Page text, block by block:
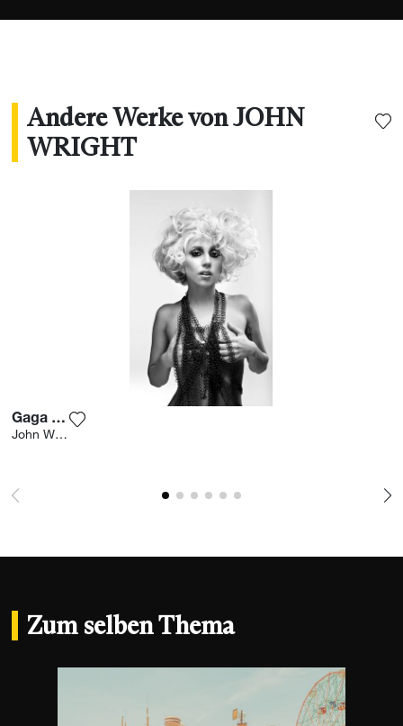
Andere Werke von JOHN
WRIGHT
Gaga 001
John Wright
Zum selben Thema